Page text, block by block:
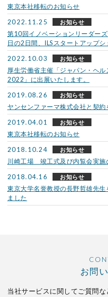
東京本社移転のお知らせ
2022.11.25
お知らせ
第10回イノベーションリーダー
日の2日間、ILSスタートアップシ
2022.10.03
お知らせ
厚生労働省主催「ジャパン・ヘ
2022」に出展いたします。
2019.08.26
お知らせ
ヤンセンファーマ株式会社と契約
2019.04.01
お知らせ
東京本社移転のお知らせ
2018.10.24
お知らせ
川崎工場 竣工式及び内覧会実施
2018.04.16
お知らせ
東京大学名誉教授の長野哲雄先
ました
お問
当社サービスに関してご質問な